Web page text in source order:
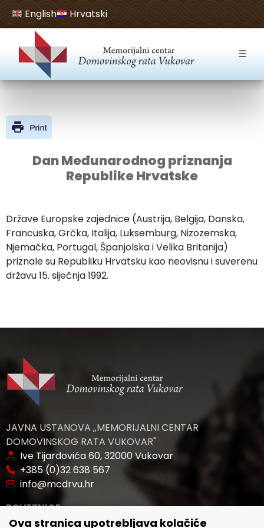
Open toolbar
Ova stranica upotrebljava kolačiće
English Hrvatski
☰
Dan Međunarodnog priznanja
Republike Hrvatske
Države Europske zajednice (Austrija, Belgija, Danska,
Francuska, Grčka, Italija, Luksemburg, Nizozemska,
Njemačka, Portugal, Španjolska i Velika Britanija)
priznale su Republiku Hrvatsku kao neovisnu i suverenu
državu 15. siječnja 1992.
JAVNA USTANOVA „MEMORIJALNI CENTAR
DOMOVINSKOG RATA VUKOVAR"
Ive Tijardovića 60, 32000 Vukovar
+385 (0)32 638 567
info@mcdrvu.hr
POVEZNICE